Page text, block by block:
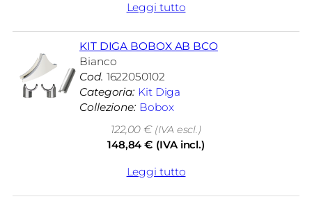
Leggi tutto
KIT DIGA BOBOX AB BCO
Cod. 1622050102
Bianco
Categoria: Kit Diga
Collezione: Bobox
122,00€(IVA escl.)
148,84€ (IVA incl.)
Leggi tutto